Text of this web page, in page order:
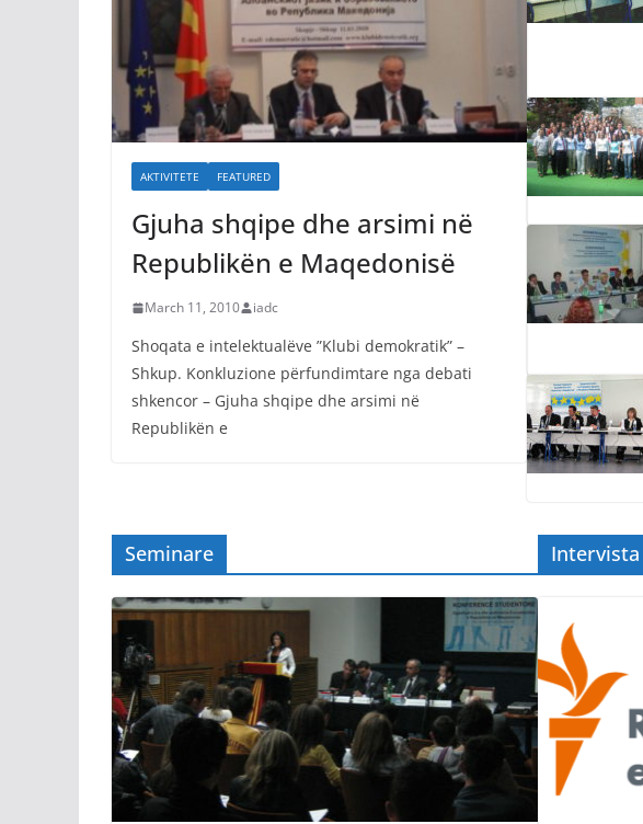
AKTIVITETE FEATURED
Gjuha shqipe dhe arsimi në
Republikën e Maqedonisë
March 11, 2010 iadc
Shoqata e intelektualëve ”Klubi demokratik” –
Shkup. Konkluzione përfundimtare nga debati
shkencor – Gjuha shqipe dhe arsimi në
Republikën e
Seminare Intervista